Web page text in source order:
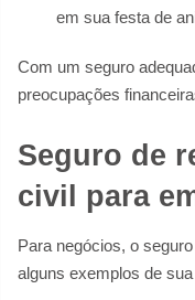
em sua festa de
Com um seguro
preocupações
Seguro de
civil para
Para negócios, o
alguns exemplos de sua